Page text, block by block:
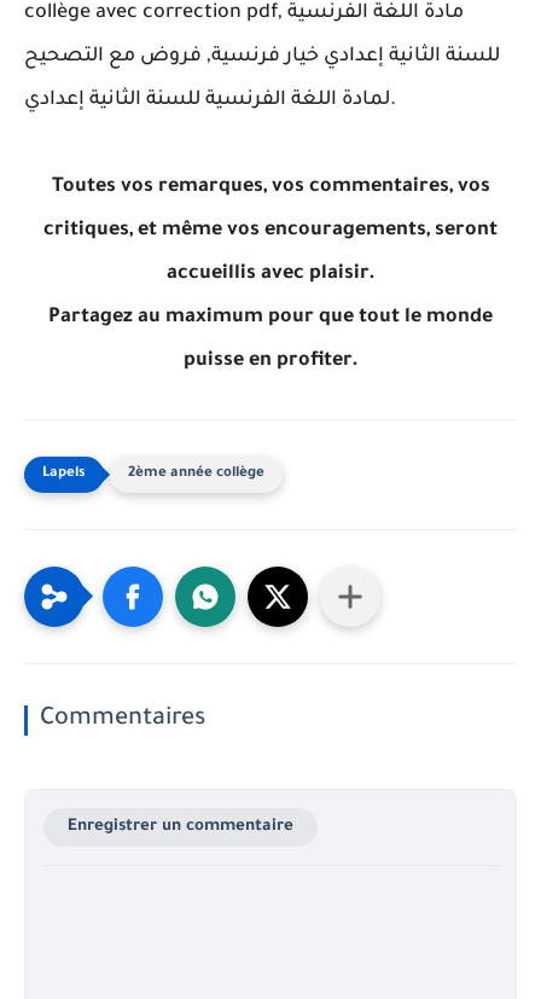
collège avec correction pdf, مادة اللغة الفرنسية
للسنة الثانية إعدادي خيار فرنسية, فروض مع التصحيح
لمادة اللغة الفرنسية للسنة الثانية إعدادي.
Toutes vos remarques, vos commentaires, vos
critiques, et même vos encouragements, seront
accueillis avec plaisir.
Partagez au maximum pour que tout le monde
puisse en profiter.
2ème année collège
Commentaires
Enregistrer un commentaire